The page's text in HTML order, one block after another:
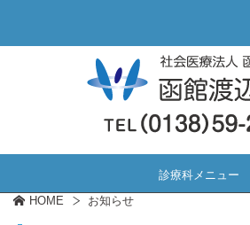
診療科メニュー
HOME
お知らせ